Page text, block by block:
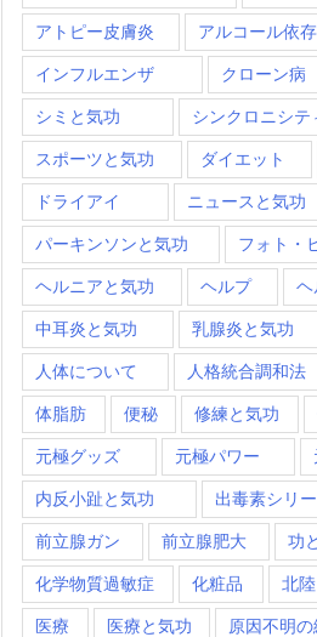
アトピー皮膚炎 アルコール依
インフルエンザ クローン病
シミと気功 シンクロニシテ
スポーツと気功 ダイエット
ドライアイ ニュースと気功
パーキンソンと気功 フォト・
ヘルニアと気功 ヘルプ ヘ
中耳炎と気功 乳腺炎と気功
人体について 人格統合調和法
体脂肪 便秘 修練と気功
元極グッズ 元極パワー
内反小趾と気功 出毒素シリ
前立腺ガン 前立腺肥大 功
化学物質過敏症 化粧品 北
医療 医療と気功 原因不明